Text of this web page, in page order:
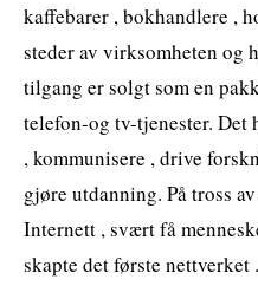
kaffebarer , bokhandlere ,
steder av virksomheten og
tilgang er solgt som en
telefon-og tv-tjenester. Det
, kommunisere , drive
gjøre utdanning. På tross
Internett , svært få
skapte det første